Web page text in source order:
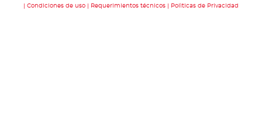
Condiciones de uso
Requerimientos técnicos Polìticas de Privacidad